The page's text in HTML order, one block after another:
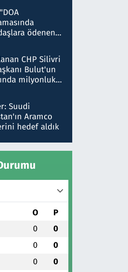
ödenen
iddiasını
CHP Silivri
Bulut'un
milyonluk
verdi, ben
Suudi
Aramco
hedef aldık
O P
0 0
0 0
0 0